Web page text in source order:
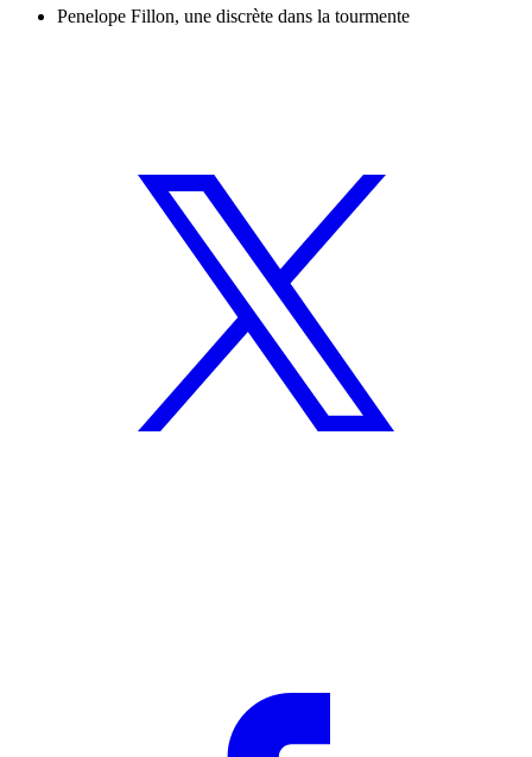
Penelope Fillon, une discrète dans la tourmente